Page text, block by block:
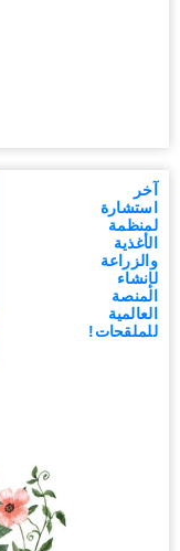
آخر
استشارة
لمنظمة
الأغذية
والزراعة
لإنشاء
المنصة
العالمية
للملقحات!